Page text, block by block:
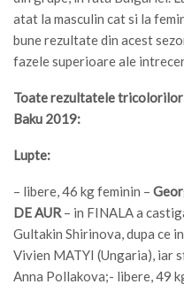
atat la masculin cat si la
bune rezultate din acest
fazele superioare ale
Toate rezultatele
Baku 2019:
Lupte:
– libere, 46 kg feminin –
DE AUR – in FINALA a
Gultakin Shirinova, dupa ce
Vivien MATYI (Ungaria), iar
Anna Pollakova;- libere, 49